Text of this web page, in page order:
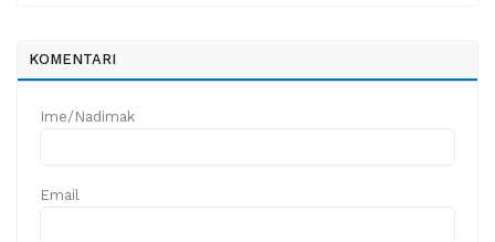
KOMENTARI
Ime/Nadimak
Email